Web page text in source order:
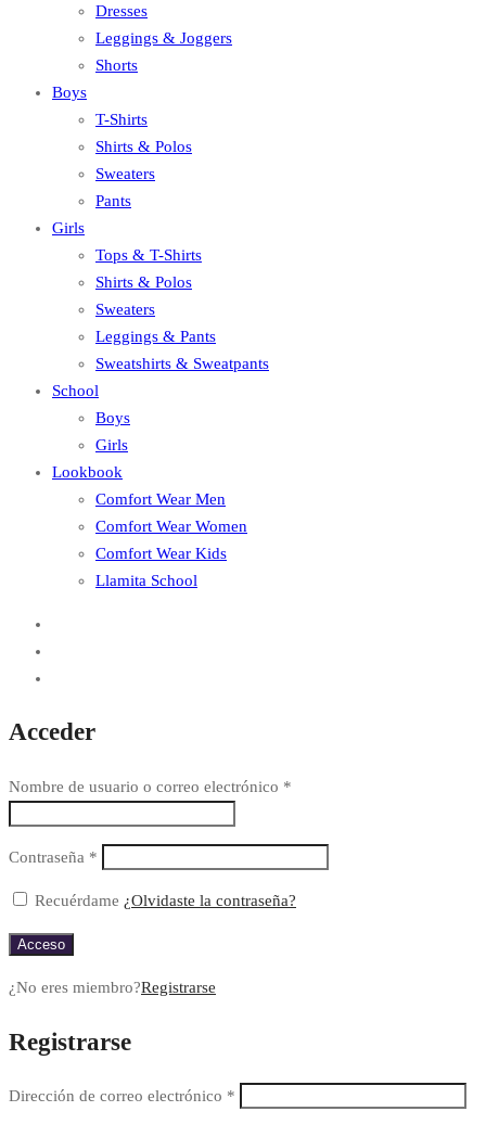
Dresses
Leggings & Joggers
Shorts
Boys
T-Shirts
Shirts & Polos
Sweaters
Pants
Girls
Tops & T-Shirts
Shirts & Polos
Sweaters
Leggings & Pants
Sweatshirts & Sweatpants
School
Boys
Girls
Lookbook
Comfort Wear Men
Comfort Wear Women
Comfort Wear Kids
Llamita School
Acceder
Nombre de usuario o correo electrónico *
Contraseña *
Recuérdame ¿Olvidaste la contraseña?
Acceso
¿No eres miembro?Registrarse
Registrarse
Dirección de correo electrónico *